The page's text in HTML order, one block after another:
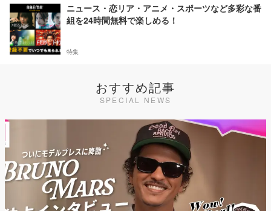
ニュース・恋リア・アニメ・スポーツなど多彩な番
組を24時間無料で楽しめる！
特集
おすすめ記事
SPECIAL NEWS